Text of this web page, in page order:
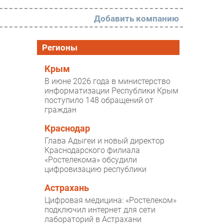
РАЗДЕЛЫ
Новости
Аналитика
Интервью
Проекты
IT класс
Тестовый стенд
Каталог компаний
Добавить компанию
Регионы
Крым
В июне 2026 года в министерство
информатизации Республики Крым
поступило 148 обращений от
граждан
Краснодар
Глава Адыгеи и новый директор
Краснодарского филиала
«Ростелекома» обсудили
цифровизацию республики
Астрахань
Цифровая медицина: «Ростелеком»
подключил интернет для сети
лабораторий в Астрахани